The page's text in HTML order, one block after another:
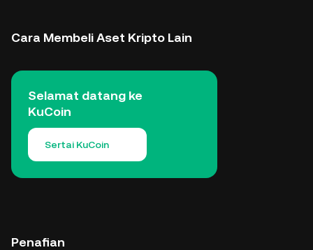
Cara Membeli Aset Kripto Lain
Selamat datang ke
KuCoin
Sertai KuCoin
Penafian